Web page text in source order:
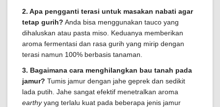
2. Apa pengganti terasi untuk masakan nabati agar
tetap gurih? Anda bisa menggunakan tauco yang
dihaluskan atau pasta miso. Keduanya memberikan
aroma fermentasi dan rasa gurih yang mirip dengan
terasi namun 100% berbasis tanaman.
3. Bagaimana cara menghilangkan bau tanah pada
jamur? Tumis jamur dengan jahe geprek dan sedikit
lada putih. Jahe sangat efektif menetralkan aroma
earthyyang terlalu kuat pada beberapa jenis jamur